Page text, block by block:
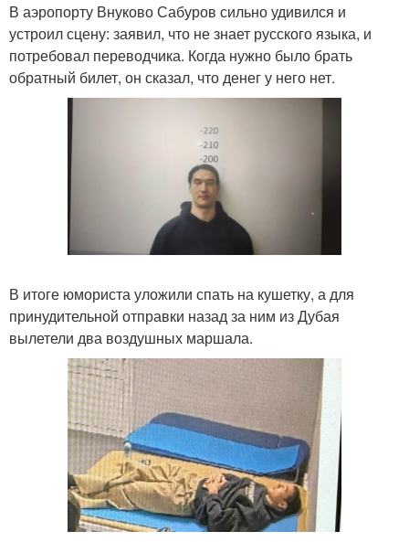
В аэропорту Внуково Сабуров сильно удивился и
устроил сцену: заявил, что не знает русского языка, и
потребовал переводчика. Когда нужно было брать
обратный билет, он сказал, что денег у него нет.
В итоге юмориста уложили спать на кушетку, а для
принудительной отправки назад за ним из Дубая
вылетели два воздушных маршала.